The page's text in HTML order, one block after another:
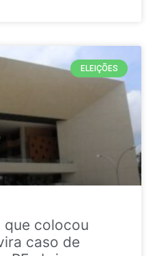
ELEIÇÕES
que colocou
caso de